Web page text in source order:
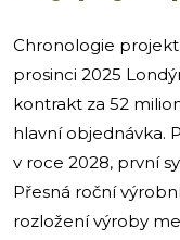
Chronologie
prosinci 2025
kontrakt za 52
hlavní objednávka.
v roce 2028, první
Přesná roční
rozložení výroby